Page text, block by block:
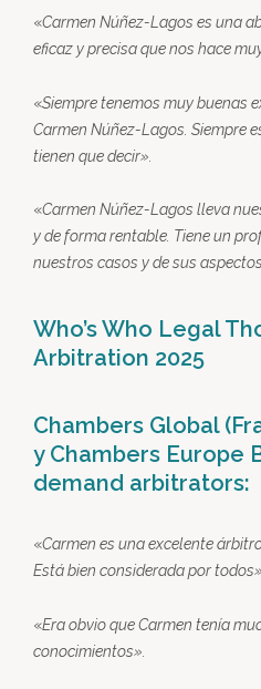
«Carmen Núñez-Lagos es una
eficaz y precisa que nos hace
«Siempre tenemos muy buenas
Carmen Núñez-Lagos. Siempre
tienen que decir».
«Carmen Núñez-Lagos lleva
y de forma rentable. Tiene un
nuestros casos y de sus
Who’s Who Legal
Arbitration 2025
Chambers Global
y Chambers Europe
demand arbitrators:
«Carmen es una excelente
Está bien considerada por todos».
«Era obvio que Carmen tenía
conocimientos».